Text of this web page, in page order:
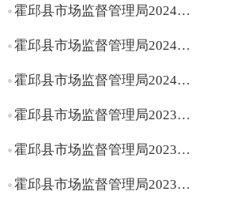
霍邱县市场监督管理局2024年3月份小餐饮备案信息公示
霍邱县市场监督管理局2024年2月份小餐饮备案信息公示
霍邱县市场监督管理局2024年1月份小餐饮备案信息公示
霍邱县市场监督管理局2023年12月份小餐饮备案信息公示
霍邱县市场监督管理局2023年11月份小餐饮备案信息公示
霍邱县市场监督管理局2023年10月份小餐饮备案信息公示